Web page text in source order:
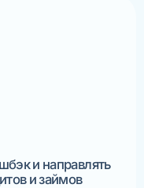
и направлять
и займов